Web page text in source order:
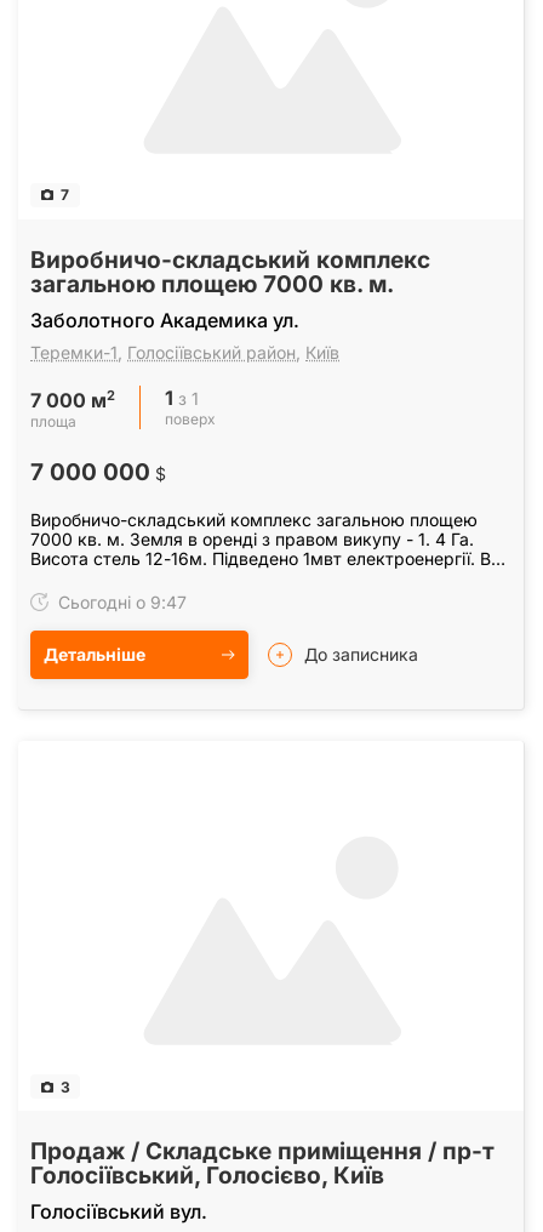
7
Виробничо-складський комплекс
загальною площею 7000 кв. м.
Заболотного Академика ул.
Теремки-1 Голосіївський район Київ
7 000 м2
площа
1 з 1
поверх
7 000 000 $
Виробничо-складський комплекс загальною площею
7000 кв. м. Земля в оренді з правом викупу - 1. 4 Га.
Висота стель 12-16м. Підведено 1мвт електроенергії. Всі
Сьогодні о 9:47
Детальніше До записника
3
Продаж / Складське приміщення / пр-т
Голосіївський, Голосієво, Київ
Голосіївський вул.